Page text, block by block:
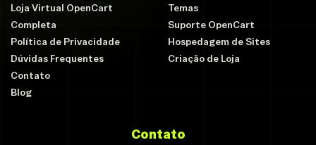
Loja Virtual OpenCart
Completa
Política de Privacidade
Dúvidas Frequentes
Contato
Blog
Temas
Suporte OpenCart
Hospedagem de Sites
Criação de Loja
Contato